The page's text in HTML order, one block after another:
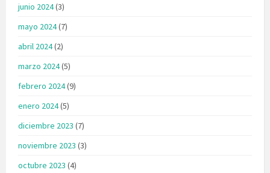
junio 2024(3)
mayo 2024(7)
abril 2024(2)
marzo 2024(5)
febrero 2024(9)
enero 2024(5)
diciembre 2023 (7)
noviembre 2023 (3)
octubre 2023 (4)